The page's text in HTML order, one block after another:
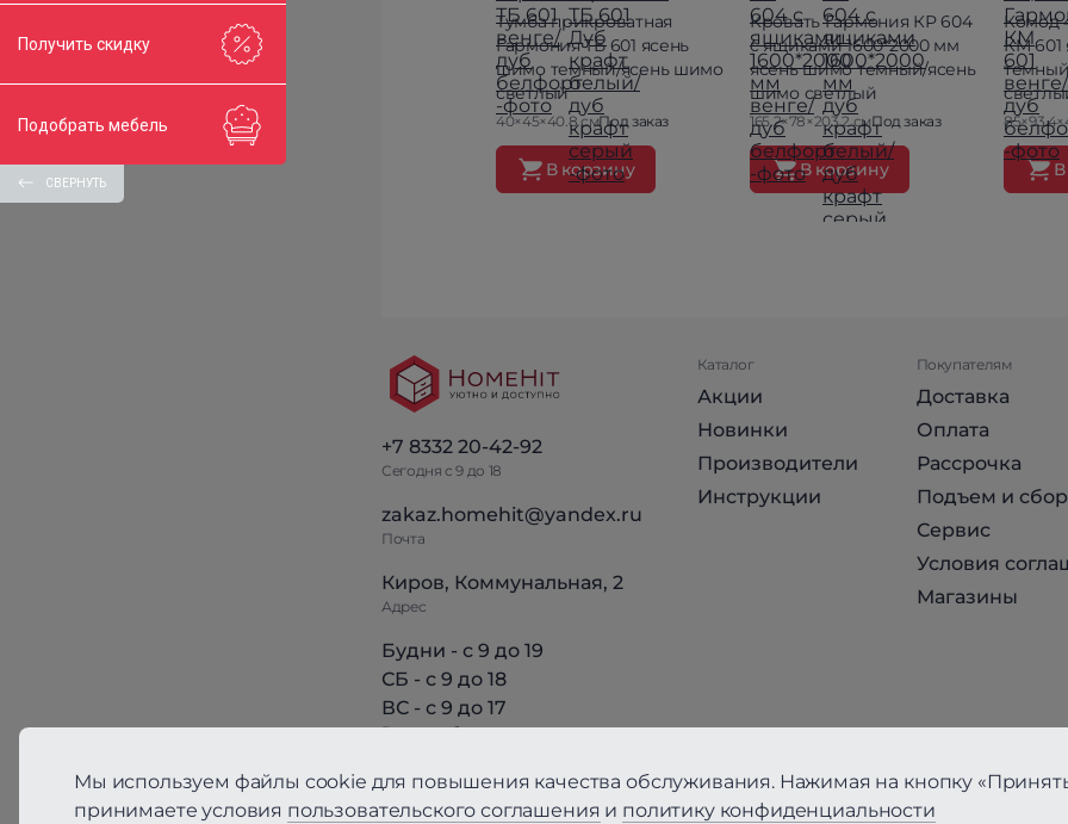
Тумба прикроватная
Гармония ТБ 601 ясень
шимо темный/ясень шимо
светлый
40×45×40.8 смПод заказ
В корзину
Кровать Гармония КР 604
с ящиками 1600*2000 мм
ясень шимо темный/ясень
шимо светлый
165.2×78×203.2 смПод заказ
В корзину
Комод
КМ 601
+7 8332 20-42-92
Сегодня с 9 до 18
zakaz.homehit@yandex.ru
Почта
Киров, Коммунальная, 2
Адрес
Будни - с 9 до 19
СБ - с 9 до 18
ВС - с 9 до 17
Режим работы
Каталог
Акции
Новинки
Производители
Инструкции
Покупателям
Доставка
Оплата
Рассрочка
Подъем и
Сервис
Условия
Магазины
Мы используем файлы cookie для повышения качества обслуживания. Нажимая на кнопку
принимаете условия пользовательского соглашения и политику конфиденциальности
Получить скидку
Подобрать мебель
СВЕРНУТЬ